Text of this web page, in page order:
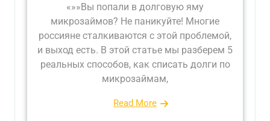
«»»Вы попали в долговую яму
микрозаймов? Не паникуйте! Многие
россияне сталкиваются с этой проблемой,
и выход есть. В этой статье мы разберем 5
реальных способов, как списать долги по
микрозаймам,
Read More